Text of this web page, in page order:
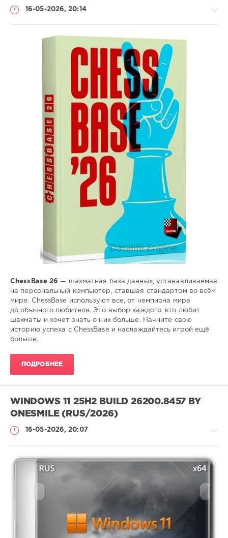
16-05-2026, 20:14
шахматная
данных
ChessBase 26 — шахматная база данных, устанавливаемая
на персональный компьютер, ставшая стандартом во всём
мире. ChessBase используют все, от чемпиона мира
до обычного любителя. Это выбор каждого, кто любит
шахматы и хочет знать о них больше. Начните свою
историю успеха с ChessBase и наслаждайтесь игрой ещё
больше.
ПОДРОБНЕЕ
WINDOWS 11 25H2 BUILD 26200.8457 BY
ONESMILE (RUS/2026)
16-05-2026, 20:07
Софт
ivashka